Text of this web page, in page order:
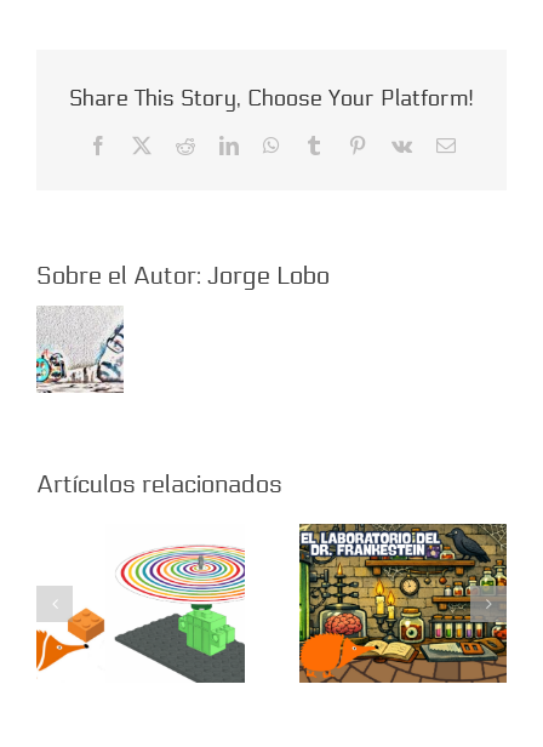
Share This Story, Choose Your Platform!
Facebook RedditLinkedInWhatsApp
Tumblr Pinterest
Vk
Correo
Sobre el Autor: Jorge Lobo
Artículos relacionados
Rotógrafo